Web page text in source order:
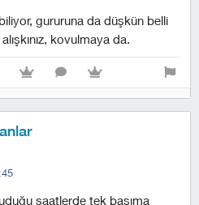
gururuna da düşkün belli
kovulmaya da.
saatlerde tek başıma